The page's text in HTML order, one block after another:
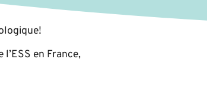
en France,